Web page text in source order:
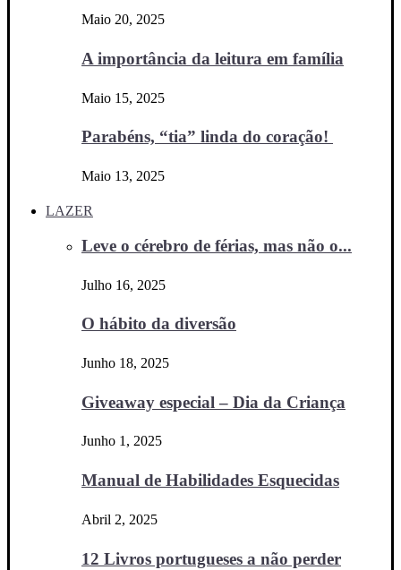
Maio 20, 2025
A importância da leitura em família
Maio 15, 2025
Parabéns, “tia” linda do coração!
Maio 13, 2025
LAZER
Leve o cérebro de férias, mas não o...
Julho 16, 2025
O hábito da diversão
Junho 18, 2025
Giveaway especial – Dia da Criança
Junho 1, 2025
Manual de Habilidades Esquecidas
Abril 2, 2025
12 Livros portugueses a não perder